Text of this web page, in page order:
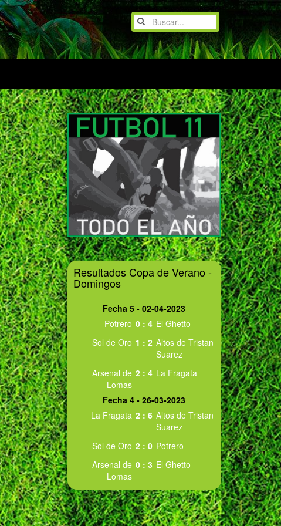
Resultados Copa de Verano -
Domingos
Fecha 5 - 02-04-2023
Potrero 0: 4 El Ghetto
Sol de Oro 1 : 2 Altos de Tristan
Suarez
Arsenal de
Lomas
2: 4 La Fragata
Fecha 4 - 26-03-2023
La Fragata 2: 6 Altos de Tristan
Suarez
Sol de Oro 2: 0 Potrero
Arsenal de
Lomas
0: 3 El Ghetto